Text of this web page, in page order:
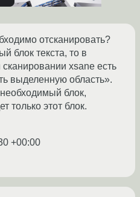
отсканировать?
блок текста, то в
xsane есть
выделенную область».
блок,
только этот блок.
+00:00